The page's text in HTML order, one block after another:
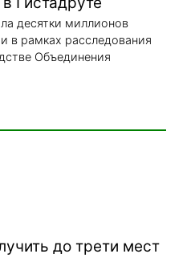
десятки миллионов
в рамках расследования
Объединения
до трети мест